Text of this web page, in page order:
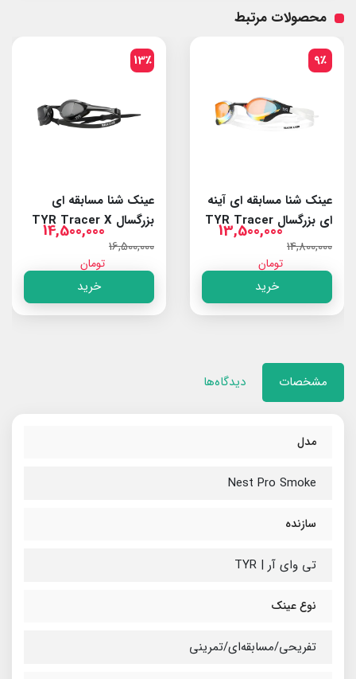
محصولات مرتبط
9٪
عینک شنا مسابقه ای آینه
ای بزرگسال TYR Tracer
X RZR Red/White
14,800,000
13,500,000
تومان
خرید
13٪
عینک شنا مسابقه ای
بزرگسال TYR Tracer X
Elite Smoke/Black
16,500,000
14,500,000
تومان
خرید
مشخصات دیدگاه‌ها
مدل
Nest Pro Smoke
سازنده
تی وای آر | TYR
نوع عینک
تفریحی/مسابقه‌ای/تمرینی